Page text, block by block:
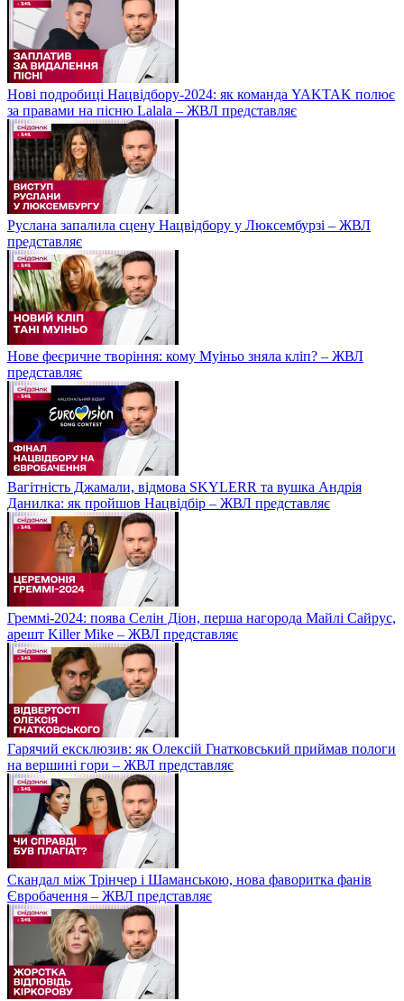
Нові подробиці Нацвідбору-2024: як команда YAKTAK полює
за правами на пісню Lalala – ЖВЛ представляє
Руслана запалила сцену Нацвідбору у Люксембурзі – ЖВЛ
представляє
Нове феєричне творіння: кому Муіньо зняла кліп? – ЖВЛ
представляє
Вагітність Джамали, відмова SKYLERR та вушка Андрія
Данилка: як пройшов Нацвідбір – ЖВЛ представляє
Греммі-2024: поява Селін Діон, перша нагорода Майлі Сайрус,
арешт Killer Mike – ЖВЛ представляє
Гарячий ексклюзив: як Олексій Гнатковський приймав пологи
на вершині гори – ЖВЛ представляє
Скандал між Трінчер і Шаманською, нова фаворитка фанів
Євробачення – ЖВЛ представляє